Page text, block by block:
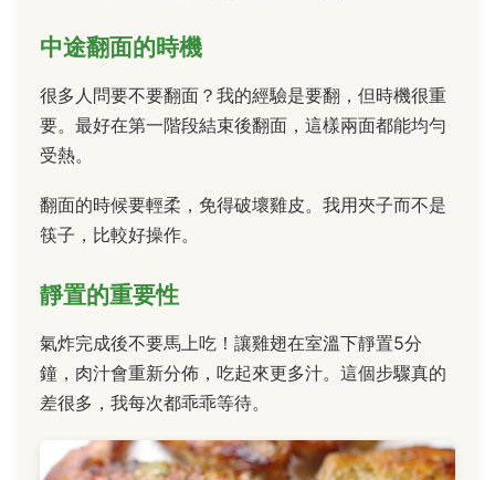
中途翻面的時機
很多人問要不要翻面？我的經驗是要翻，但時機很重
要。最好在第一階段結束後翻面，這樣兩面都能均勻
受熱。
翻面的時候要輕柔，免得破壞雞皮。我用夾子而不是
筷子，比較好操作。
靜置的重要性
氣炸完成後不要馬上吃！讓雞翅在室溫下靜置5分
鐘，肉汁會重新分佈，吃起來更多汁。這個步驟真的
差很多，我每次都乖乖等待。